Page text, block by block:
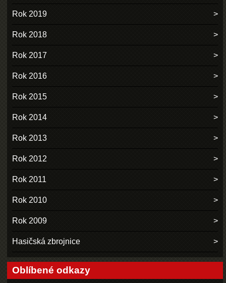
Rok 2019
Rok 2018
Rok 2017
Rok 2016
Rok 2015
Rok 2014
Rok 2013
Rok 2012
Rok 2011
Rok 2010
Rok 2009
Hasičská zbrojnice
Oblíbené odkazy